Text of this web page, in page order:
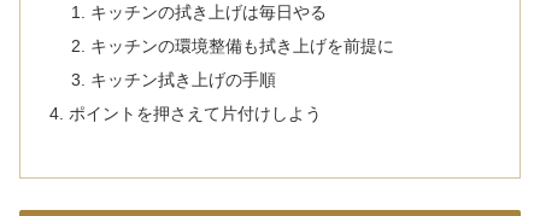
キッチンの拭き上げは毎日やる
キッチンの環境整備も拭き上げを前提に
キッチン拭き上げの手順
ポイントを押さえて片付けしよう